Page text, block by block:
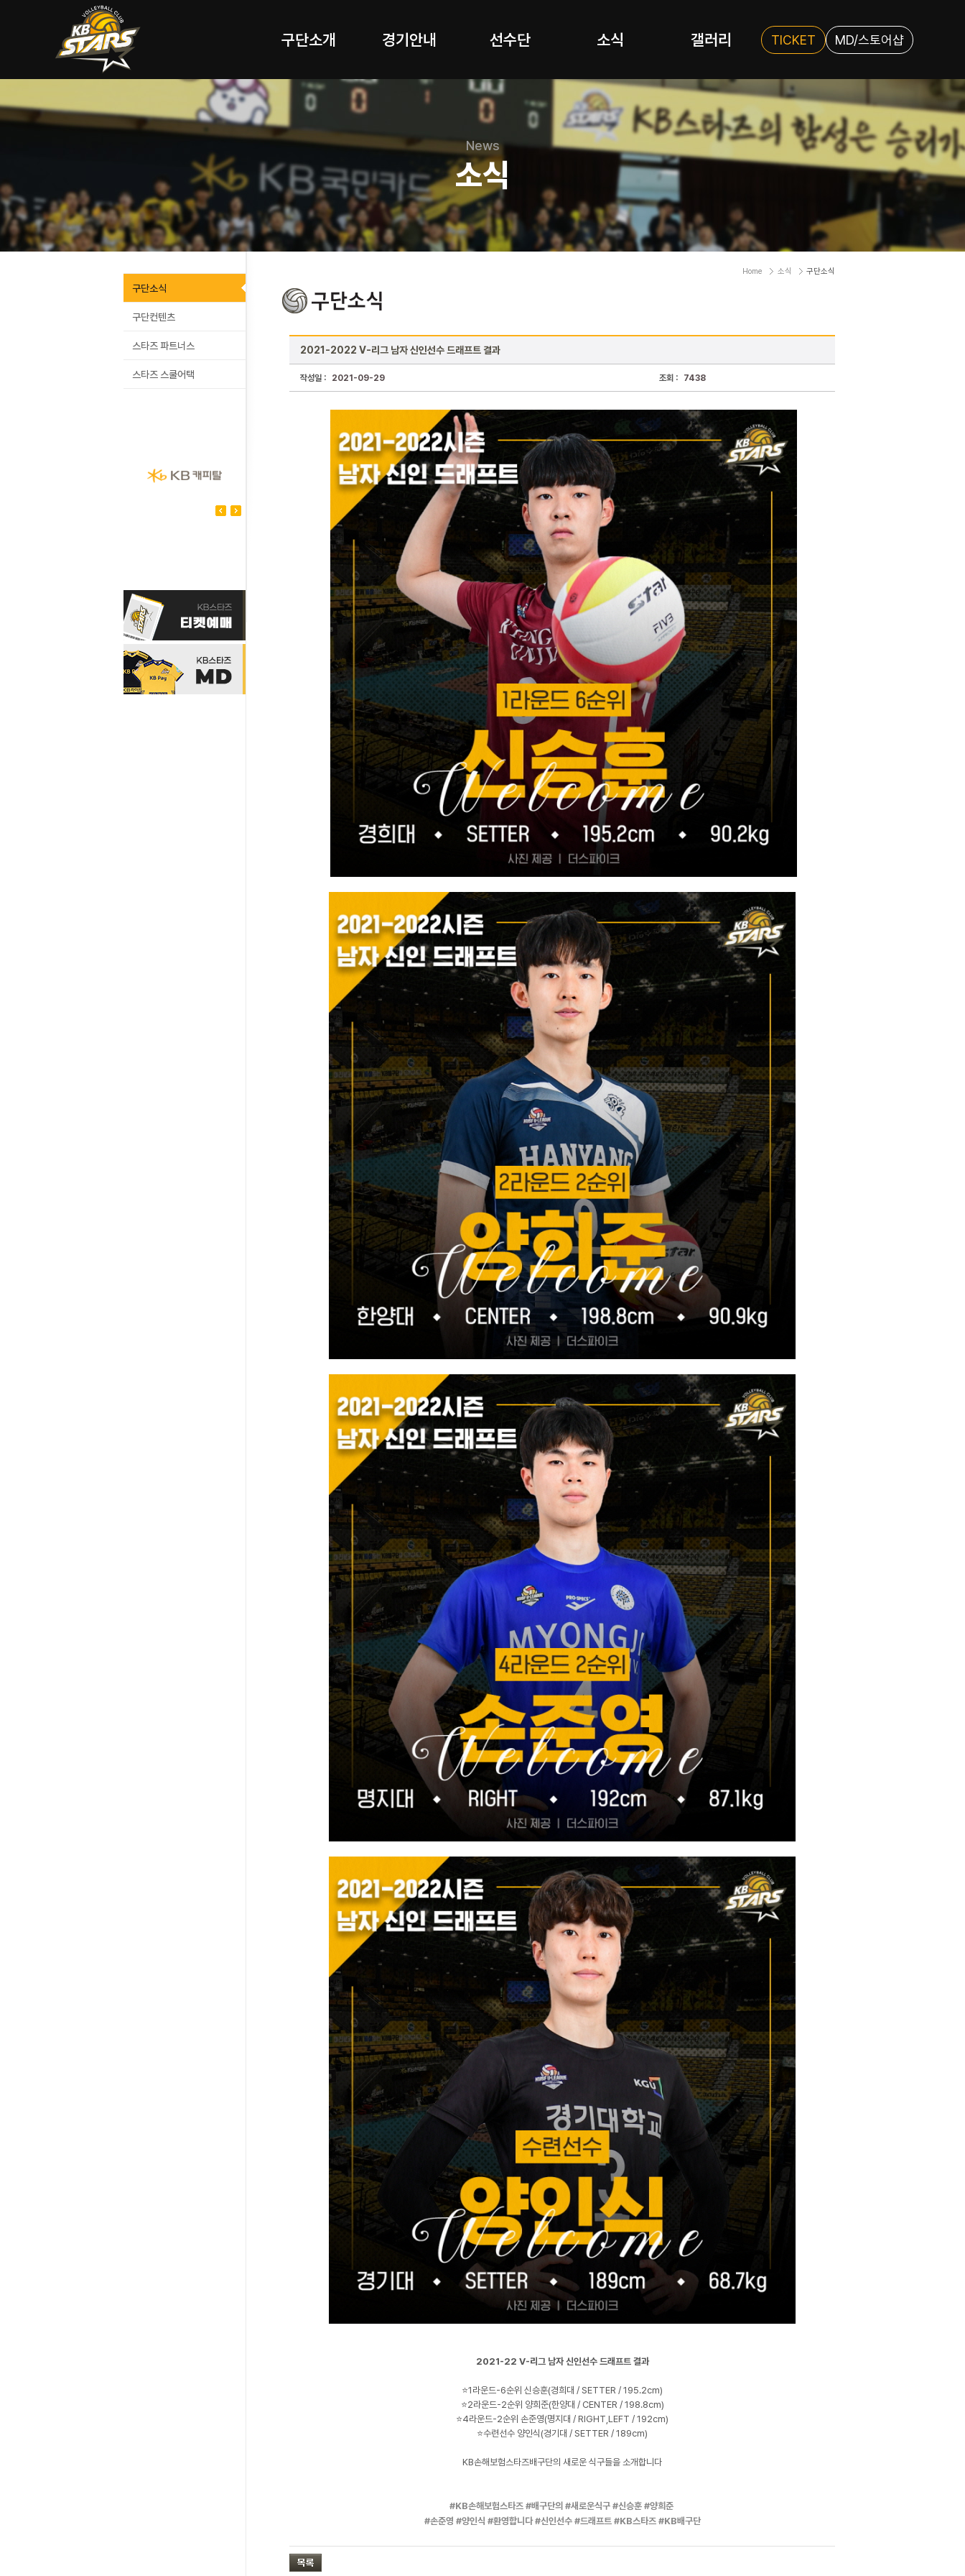
구단소개 경기안내 선수단 소식 갤러리 TICKET MD/스토어샵
구단소식
구단컨텐츠
스타즈 파트너스
스타즈 스쿨어택
Home 소식 구단소식
2021-2022 V-리그 남자 신인선수 드래프트 결과
작성일 : 2021-09-29 조회 : 7438
2021-22 V-리그 남자 신인선수 드래프트 결과
⭐1라운드-6순위 신승훈(경희대 / SETTER / 195.2cm)
⭐2라운드-2순위 양희준(한양대 / CENTER / 198.8cm)
⭐4라운드-2순위 손준영(명지대 / RIGHT,LEFT / 192cm)
⭐수련선수 양인식(경기대 / SETTER / 189cm)
KB손해보험스타즈배구단의 새로운 식구들을 소개합니다
#KB손해보험스타즈 #배구단의 #새로운식구 #신승훈 #양희준
#손준영 #양인식 #환영합니다 #신인선수 #드래프트 #KB스타즈 #KB배구단